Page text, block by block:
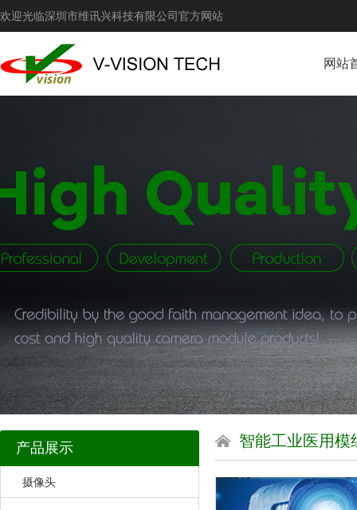
欢迎光临深圳市维讯兴科技有限公司官方网站
网站
产品展示
摄像头
智能工业医用模